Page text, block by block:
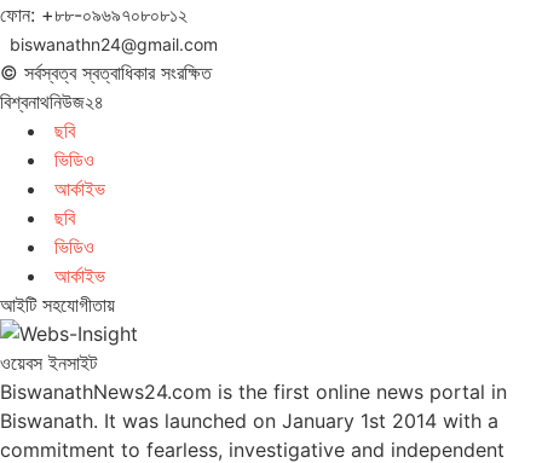
ফোন: +৮৮-০৯৬৯৭০৮০৮১২
biswanathn24@gmail.com
© সর্বস্বত্ব স্বত্বাধিকার সংরক্ষিত
বিশ্বনাথনিউজ২৪
ছবি
ভিডিও
আর্কাইভ
ছবি
ভিডিও
আর্কাইভ
আইটি সহযোগীতায়
ওয়েবস ইনসাইট
BiswanathNews24.com is the first online news portal in
Biswanath. It was launched on January 1st 2014 with a
commitment to fearless, investigative and independent